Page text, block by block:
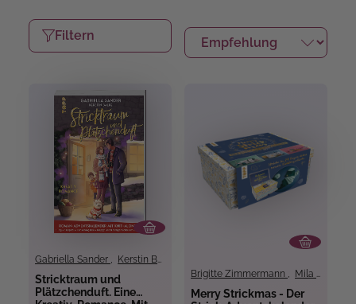
Filtern
Gabriella Sander , Kerstin Balke
Stricktraum und
Plätzchenduft. Eine
Brigitte Zimmermann , Mila Dierksen
Merry Strickmas - Der